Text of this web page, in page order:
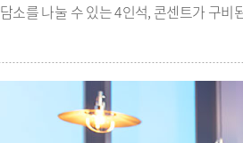
담소를 나눌 수 있는 4인석, 콘센트가 구